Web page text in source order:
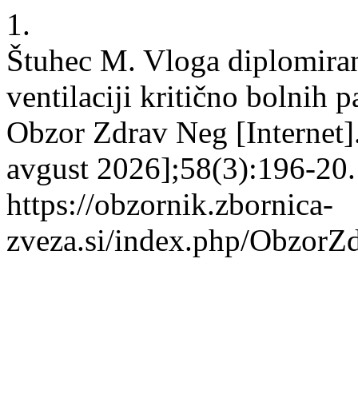
1.
Štuhec M. Vloga
ventilaciji kritično bolnih
Obzor Zdrav Neg
avgust 2026];58(3):196-
https://obzornik.zbornica-
zveza.si/index.php/